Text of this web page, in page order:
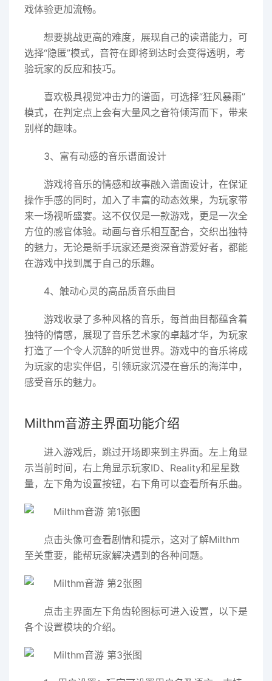
戏体验更加流畅。
想要挑战更高的难度，展现自己的读谱能力，可
选择“隐匿”模式，音符在即将到达时会变得透明，考
验玩家的反应和技巧。
喜欢极具视觉冲击力的谱面，可选择“狂风暴雨”
模式，在判定点上会有大量风之音符倾泻而下，带来
别样的趣味。
3、富有动感的音乐谱面设计
游戏将音乐的情感和故事融入谱面设计，在保证
操作手感的同时，加入了丰富的动态效果，为玩家带
来一场视听盛宴。这不仅仅是一款游戏，更是一次全
方位的感官体验。动画与音乐相互配合，交织出独特
的魅力，无论是新手玩家还是资深音游爱好者，都能
在游戏中找到属于自己的乐趣。
4、触动心灵的高品质音乐曲目
游戏收录了多种风格的音乐，每首曲目都蕴含着
独特的情感，展现了音乐艺术家的卓越才华，为玩家
打造了一个令人沉醉的听觉世界。游戏中的音乐将成
为玩家的忠实伴侣，引领玩家沉浸在音乐的海洋中，
感受音乐的魅力。
Milthm音游主界面功能介绍
进入游戏后，跳过开场即来到主界面。左上角显
示当前时间，右上角显示玩家ID、Reality和星星数
量，左下角为设置按钮，右下角可以查看所有乐曲。
点击头像可查看剧情和提示，这对了解Milthm
至关重要，能帮玩家解决遇到的各种问题。
点击主界面左下角齿轮图标可进入设置，以下是
各个设置模块的介绍。